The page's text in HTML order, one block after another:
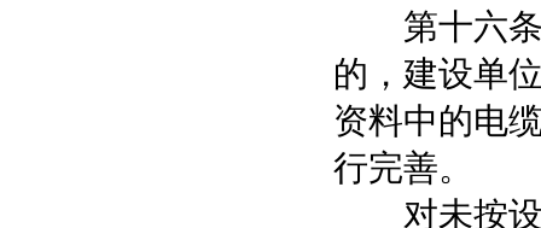
第十六条
的，建设单
资料中的电
行完善。
对未按设